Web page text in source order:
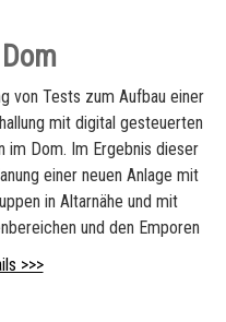
von Tests zum Aufbau einer
mit digital gesteuerten
im Dom. Im Ergebnis dieser
einer neuen Anlage mit
in Altarnähe und mit
und den Emporen
>>>